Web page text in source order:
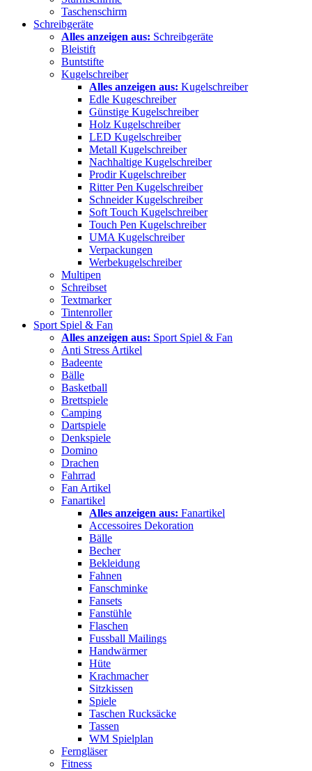
Taschenschirm
Schreibgeräte
Alles anzeigen aus: Schreibgeräte
Bleistift
Buntstifte
Kugelschreiber
Alles anzeigen aus: Kugelschreiber
Edle Kugeschreiber
Günstige Kugelschreiber
Holz Kugelschreiber
LED Kugelschreiber
Metall Kugelschreiber
Nachhaltige Kugelschreiber
Prodir Kugelschreiber
Ritter Pen Kugelschreiber
Schneider Kugelschreiber
Soft Touch Kugelschreiber
Touch Pen Kugelschreiber
UMA Kugelschreiber
Verpackungen
Werbekugelschreiber
Multipen
Schreibset
Textmarker
Tintenroller
Sport Spiel & Fan
Alles anzeigen aus: Sport Spiel & Fan
Anti Stress Artikel
Badeente
Bälle
Basketball
Brettspiele
Camping
Dartspiele
Denkspiele
Domino
Drachen
Fahrrad
Fan Artikel
Fanartikel
Alles anzeigen aus: Fanartikel
Accessoires Dekoration
Bälle
Becher
Bekleidung
Fahnen
Fanschminke
Fansets
Fanstühle
Flaschen
Fussball Mailings
Handwärmer
Hüte
Krachmacher
Sitzkissen
Spiele
Taschen Rucksäcke
Tassen
WM Spielplan
Ferngläser
Fitness